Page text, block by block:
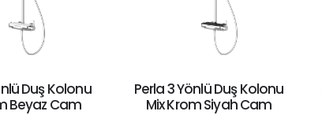
Duş Kolonu
Beyaz Cam
Perla 3 Yönlü Duş Kolonu
Mix Krom Siyah Cam